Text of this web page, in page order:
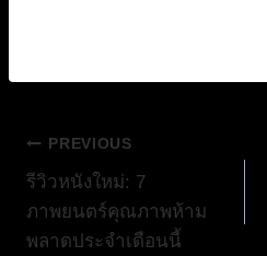
แนะแนว
เรื่อง
PREVIOUS
รีวิวหนังใหม่: 7
ภาพยนตร์คุณภาพห้าม
พลาดประจำเดือนนี้